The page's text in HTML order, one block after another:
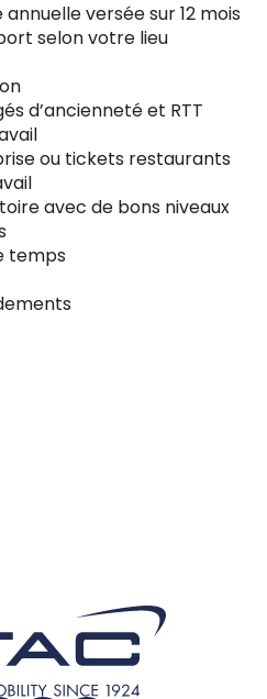
versée sur 12 mois
selon votre lieu
d’ancienneté et RTT
ou tickets restaurants
avec de bons niveaux
temps